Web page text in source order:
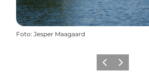
Foto: Jesper Maagaard
ZurückWeiter